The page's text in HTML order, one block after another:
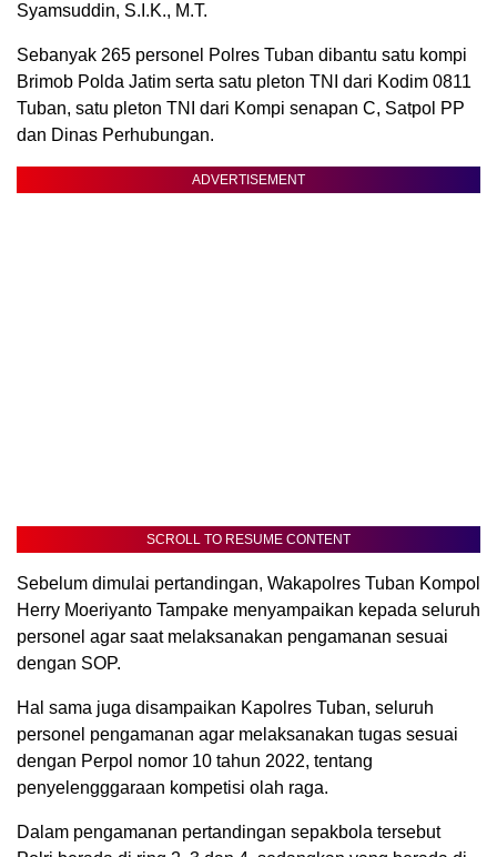
Syamsuddin, S.I.K., M.T.
Sebanyak 265 personel Polres Tuban dibantu satu kompi
Brimob Polda Jatim serta satu pleton TNI dari Kodim 0811
Tuban, satu pleton TNI dari Kompi senapan C, Satpol PP
dan Dinas Perhubungan.
ADVERTISEMENT
SCROLL TO RESUME CONTENT
Sebelum dimulai pertandingan, Wakapolres Tuban Kompol
Herry Moeriyanto Tampake menyampaikan kepada seluruh
personel agar saat melaksanakan pengamanan sesuai
dengan SOP.
Hal sama juga disampaikan Kapolres Tuban, seluruh
personel pengamanan agar melaksanakan tugas sesuai
dengan Perpol nomor 10 tahun 2022, tentang
penyelengggaraan kompetisi olah raga.
Dalam pengamanan pertandingan sepakbola tersebut